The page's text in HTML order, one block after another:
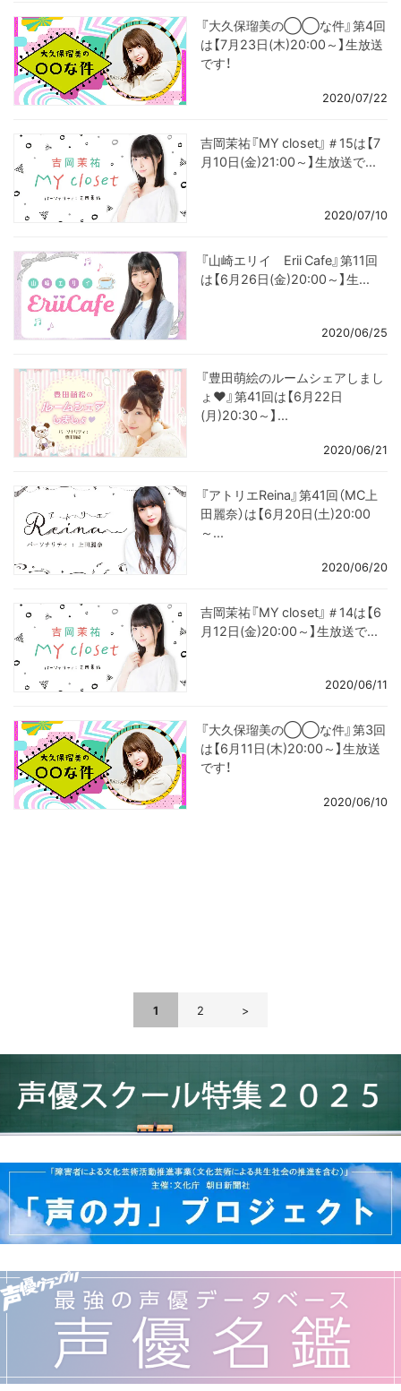
『大久保瑠美の◯◯な件』第4回
は【7月23日(木)20:00～】生放送
です！
2020/07/22
吉岡茉祐『MY closet』＃15は【7
月10日(金)21:00～】生放送で...
2020/07/10
『山崎エリイ Erii Cafe』第11回
は【6月26日(金)20:00～】生...
2020/06/25
『豊田萌絵のルームシェアしまし
ょ♥』第41回は【6月22日
(月)20:30～】...
2020/06/21
『アトリエReina』第41回（MC上
田麗奈）は【6月20日(土)20:00
～...
2020/06/20
吉岡茉祐『MY closet』＃14は【6
月12日(金)20:00～】生放送で...
2020/06/11
『大久保瑠美の◯◯な件』第3回
は【6月11日(木)20:00～】生放送
です！
2020/06/10
1 2 >